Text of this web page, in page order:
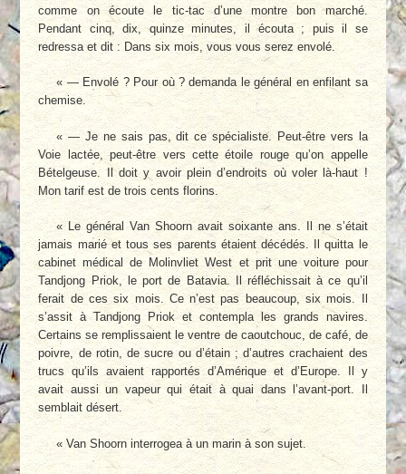
comme on écoute le tic-tac d’une montre bon marché.
Pendant cinq, dix, quinze minutes, il écouta ; puis il se
redressa et dit : Dans six mois, vous vous serez envolé.
« — Envolé ? Pour où ? demanda le général en enfilant sa
chemise.
« — Je ne sais pas, dit ce spécialiste. Peut-être vers la
Voie lactée, peut-être vers cette étoile rouge qu’on appelle
Bételgeuse. Il doit y avoir plein d’endroits où voler là-haut !
Mon tarif est de trois cents florins.
« Le général Van Shoorn avait soixante ans. Il ne s’était
jamais marié et tous ses parents étaient décédés. Il quitta le
cabinet médical de Molinvliet West et prit une voiture pour
Tandjong Priok, le port de Batavia. Il réfléchissait à ce qu’il
ferait de ces six mois. Ce n’est pas beaucoup, six mois. Il
s’assit à Tandjong Priok et contempla les grands navires.
Certains se remplissaient le ventre de caoutchouc, de café, de
poivre, de rotin, de sucre ou d’étain ; d’autres crachaient des
trucs qu’ils avaient rapportés d’Amérique et d’Europe. Il y
avait aussi un vapeur qui était à quai dans l’avant-port. Il
semblait désert.
« Van Shoorn interrogea à un marin à son sujet.